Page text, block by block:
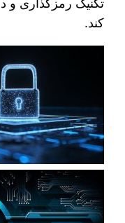
تکنیک رمزگذاری و
کند.